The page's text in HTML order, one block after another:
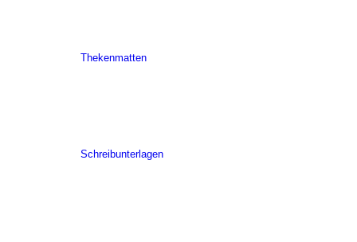
Thekenmatten
Schreibunterlagen